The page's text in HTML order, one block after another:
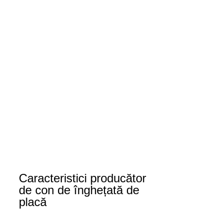
Caracteristici producător
de con de înghețată de
placă